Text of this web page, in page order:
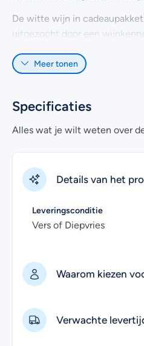
De witte wijn in cadeaupakket
uitgezocht door een
Heb je nog vragen over het
Uiteraard kan je voor meer
Meer tonen
Specificaties
Alles wat je wilt weten over
Details van het
Leveringsconditie
Vers of Diepvries
Waarom kiezen
Verwachte